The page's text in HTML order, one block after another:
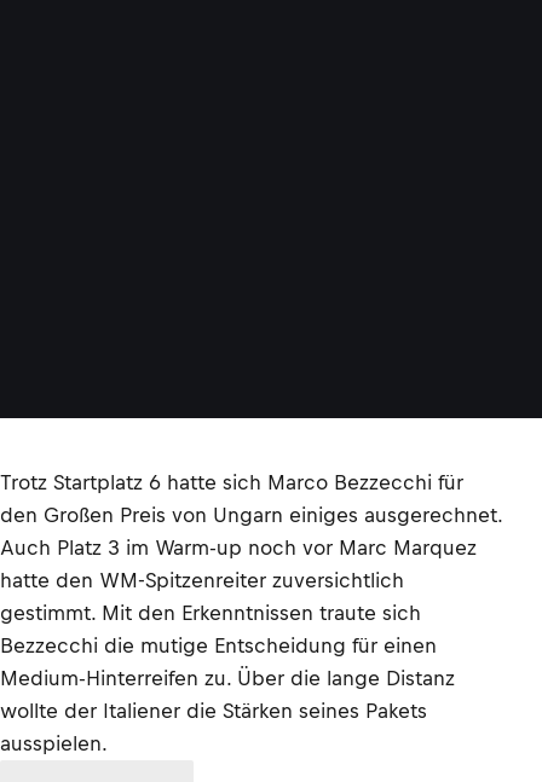
Trotz Startplatz 6 hatte sich Marco Bezzecchi für
den Großen Preis von Ungarn einiges ausgerechnet.
Auch Platz 3 im Warm-up noch vor Marc Marquez
hatte den WM-Spitzenreiter zuversichtlich
gestimmt. Mit den Erkenntnissen traute sich
Bezzecchi die mutige Entscheidung für einen
Medium-Hinterreifen zu. Über die lange Distanz
wollte der Italiener die Stärken seines Pakets
ausspielen.